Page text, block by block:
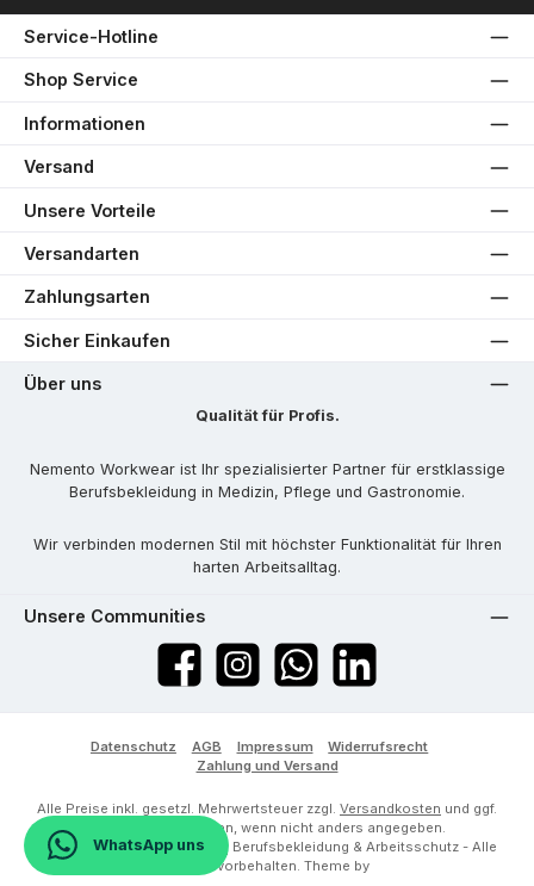
Service-Hotline
Shop Service
Informationen
Versand
Unsere Vorteile
Versandarten
Zahlungsarten
Sicher Einkaufen
Über uns
Qualität für Profis.
Nemento Workwear ist Ihr spezialisierter Partner für erstklassige
Berufsbekleidung in Medizin, Pflege und Gastronomie.
Wir verbinden modernen Stil mit höchster Funktionalität für Ihren
harten Arbeitsalltag.
Unsere Communities
FacebookInstagramWhatsAppLinkedIn
Datenschutz AGB Impressum
Widerrufsrecht
Zahlung und Versand
Alle Preise inkl. gesetzl. Mehrwertsteuer zzgl. Versandkosten und ggf.
Nachnahmegebühren, wenn nicht anders angegeben.
© 2026 Nemento Workwear | Berufsbekleidung & Arbeitsschutz - Alle
Rechte vorbehalten. Theme by
WhatsApp uns